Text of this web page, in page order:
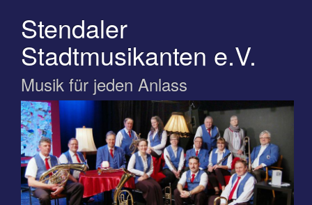
Hauptinhalt
springen
Stendaler
Stadtmusikanten e.V.
Musik für jeden Anlass